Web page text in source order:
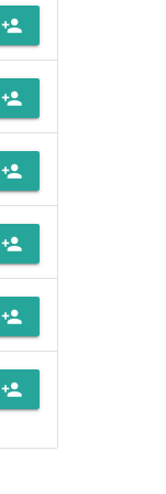
person_add
person_add
person_add
person_add
person_add
person_add